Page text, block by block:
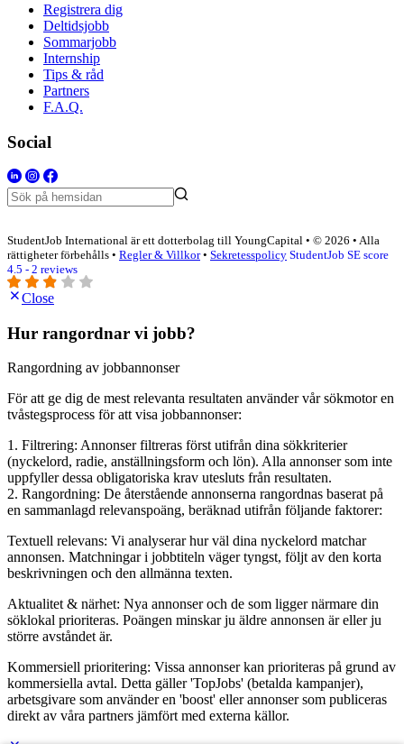
Registrera dig
Deltidsjobb
Sommarjobb
Internship
Tips & råd
Partners
F.A.Q.
Social
StudentJob International är ett dotterbolag till YoungCapital • © 2026 • Alla
rättigheter förbehålls • Regler & Villkor• Sekretesspolicy StudentJob SE score
4.5 - 2 reviews
Close
Hur rangordnar vi jobb?
Rangordning av jobbannonser
För att ge dig de mest relevanta resultaten använder vår sökmotor en
tvåstegsprocess för att visa jobbannonser:
1. Filtrering: Annonser filtreras först utifrån dina sökkriterier
(nyckelord, radie, anställningsform och lön). Alla annonser som inte
uppfyller dessa obligatoriska krav utesluts från resultaten.
2. Rangordning: De återstående annonserna rangordnas baserat på
en sammanlagd relevanspoäng, beräknad utifrån följande faktorer:
Textuell relevans: Vi analyserar hur väl dina nyckelord matchar
annonsen. Matchningar i jobbtiteln väger tyngst, följt av den korta
beskrivningen och den allmänna texten.
Aktualitet & närhet: Nya annonser och de som ligger närmare din
söklokal prioriteras. Poängen minskar ju äldre annonsen är eller ju
större avståndet är.
Kommersiell prioritering: Vissa annonser kan prioriteras på grund av
kommersiella avtal. Detta gäller 'TopJobs' (betalda kampanjer),
arbetsgivare som använder en 'boost' eller annonser som publiceras
direkt av våra partners jämfört med externa källor.